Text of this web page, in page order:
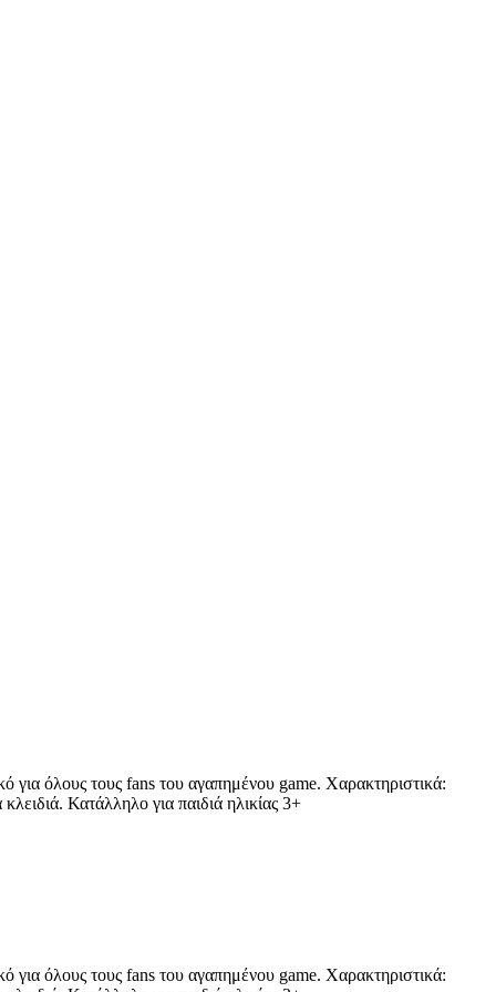
για όλους τους fans του αγαπημένου game. Χαρακτηριστικά:
Κατάλληλο για παιδιά ηλικίας 3+
για όλους τους fans του αγαπημένου game. Χαρακτηριστικά: